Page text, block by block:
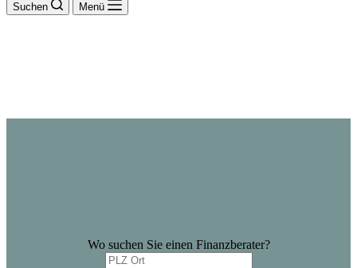
Suchen Menü
Wo suchen Sie einen Finanzberater?